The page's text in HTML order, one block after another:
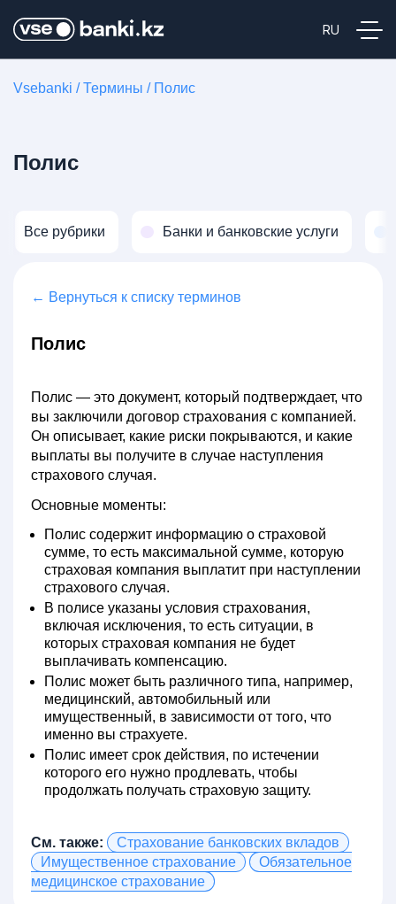
Vsebanki /Термины / Полис
Полис
Все рубрики Банки и банковские услуги
← Вернуться к списку терминов
Полис
Полис — это документ, который подтверждает, что
вы заключили договор страхования с компанией.
Он описывает, какие риски покрываются, и какие
выплаты вы получите в случае наступления
страхового случая.
Основные моменты:
Полис содержит информацию о страховой
сумме, то есть максимальной сумме, которую
страховая компания выплатит при наступлении
страхового случая.
В полисе указаны условия страхования,
включая исключения, то есть ситуации, в
которых страховая компания не будет
выплачивать компенсацию.
Полис может быть различного типа, например,
медицинский, автомобильный или
имущественный, в зависимости от того, что
именно вы страхуете.
Полис имеет срок действия, по истечении
которого его нужно продлевать, чтобы
продолжать получать страховую защиту.
См. также:
Страхование банковских вкладов
Имущественное страхование
Обязательное
медицинское страхование